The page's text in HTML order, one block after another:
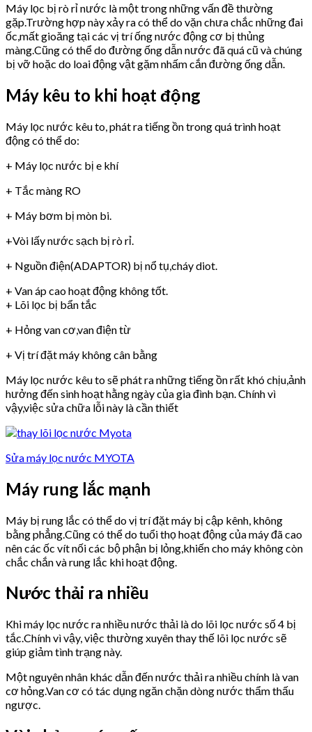
Máy lọc bị rò rỉ nước là một trong những vấn đề thường
gặp.Trường hợp này xảy ra có thể do vặn chưa chắc những đai
ốc,mất gioăng tại các vị trí ống nước động cơ bị thủng
màng.Cũng có thể do đường ống dẫn nước đã quá cũ và chúng
bị vỡ hoặc do loai động vật gặm nhấm cắn đường ống dẫn.
Máy kêu to khi hoạt động
Máy lọc nước kêu to, phát ra tiếng ồn trong quá trình hoạt
động có thể do:
+ Máy lọc nước bị e khí
+ Tắc màng RO
+ Máy bơm bị mòn bi.
+Vòi lấy nước sạch bị rò rỉ.
+ Nguồn điện(ADAPTOR) bị nổ tụ,cháy diot.
+ Van áp cao hoạt động không tốt.
+ Lõi lọc bị bẩn tắc
+ Hỏng van cơ,van điện từ
+ Vị trí đặt máy không cân bằng
Máy lọc nước kêu to sẽ phát ra những tiếng ồn rất khó chịu,ảnh
hưởng đến sinh hoạt hằng ngày của gia đình bạn. Chính vì
vậy,việc sửa chữa lỗi này là cần thiết
Sửa máy lọc nước MYOTA
Máy rung lắc mạnh
Máy bị rung lắc có thể do vị trí đặt máy bị cập kênh, không
bằng phẳng.Cũng có thể do tuổi thọ hoạt động của máy đã cao
nên các ốc vít nối các bộ phận bị lỏng,khiến cho máy không còn
chắc chắn và rung lắc khi hoạt động.
Nước thải ra nhiều
Khi máy lọc nước ra nhiều nước thải là do lõi lọc nước số 4 bị
tắc.Chính vì vậy, việc thường xuyên thay thế lõi lọc nước sẽ
giúp giảm tình trạng này.
Một nguyên nhân khác dẫn đến nước thải ra nhiều chính là van
cơ hỏng.Van cơ có tác dụng ngăn chặn dòng nước thẩm thấu
ngược.